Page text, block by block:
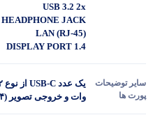
USB 3.2 2x
JACK
(LAN (RJ-45
DISPLAY PORT 1.4
سایر توضیحات
پورت ها
وات و خروجی تصویر (DisplayPort ۱.۴)